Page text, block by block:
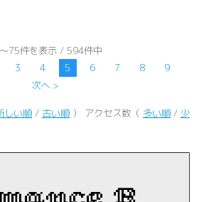
75件を表示 / 594件中
3 4 5 6 7 8
9
次へ >
しい順 / 古い順 ） アクセス数（ 多い順 / 少